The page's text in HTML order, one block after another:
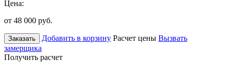
Цена:
от 48 000 руб.
Заказать Добавить в корзину Расчет цены Вызвать
замерщика
Получить расчет